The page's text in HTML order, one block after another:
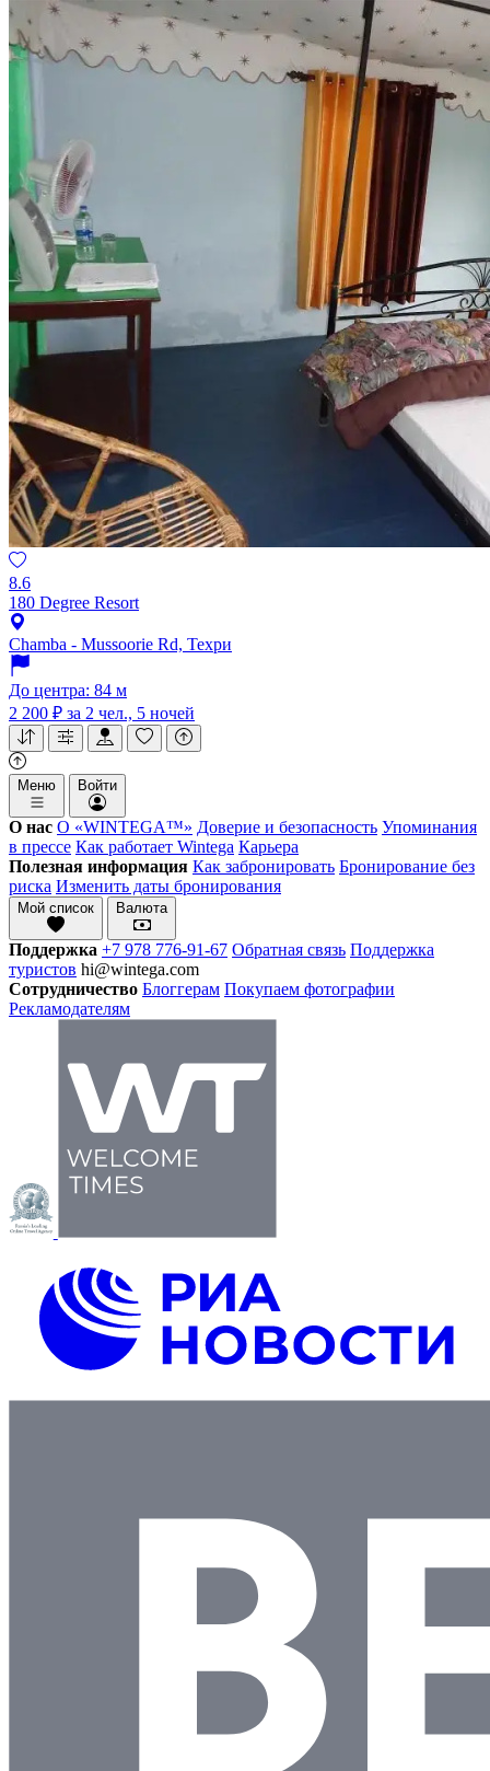
8.6
180 Degree Resort
Chamba - Mussoorie Rd, Техри
До центра: 84 м
2 200 ₽ за 2 чел., 5 ночей
Меню Войти
О нас О «WINTEGA™» Доверие и безопасность Упоминания
в прессе Как работает Wintega Карьера
Полезная информация Как забронировать Бронирование без
риска Изменить даты бронирования
Мой список Валюта
Поддержка +7 978 776-91-67 Обратная связь Поддержка
туристов hi@wintega.com
Сотрудничество Блоггерам Покупаем фотографии
Рекламодателям